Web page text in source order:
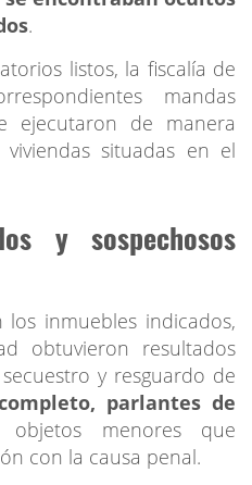
.
listos, la fiscalía de
mandas
ejecutaron de manera
situadas en el
y sospechosos
inmuebles indicados,
obtuvieron resultados
y resguardo de
parlantes de
menores que
con la causa penal.